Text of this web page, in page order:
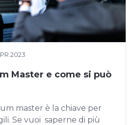
2023
Master e come si può
master è la chiave per
Se vuoi saperne di più